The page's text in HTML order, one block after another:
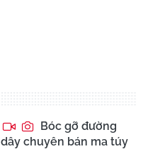
Bóc gỡ đường
dây chuyên bán ma túy